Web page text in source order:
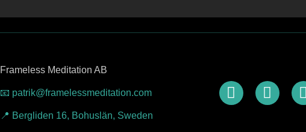
Frameless Meditation AB
📧 patrik@framelessmeditation.com
📍 Bergliden 16, Bohuslän, Sweden